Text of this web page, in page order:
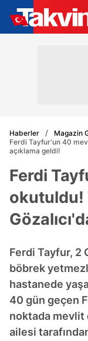
Haberler
Magazin
Ferdi Tayfur'un 40
açıklama geldi!
Ferdi
okutuldu!
Ferdi Tayfur, 2
böbrek
hastanede
40 gün geçen
noktada mevlit
ailesi